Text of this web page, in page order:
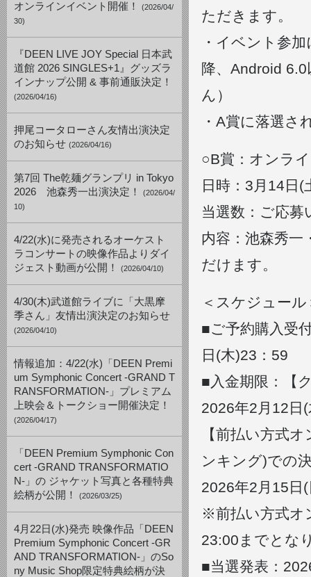
オンラインイベント開催！
(2026/04/
30)
『DEEN LIVE JOY Special 日本武
道館 2026 SINGLES+1』グッズラ
インナップ公開 & 事前通販決定！
(2026/04/16)
押尾コータローさん友情出演決定
のお知らせ (2026/04/16)
第7回 The乾麺グランプリ in Tokyo
2026 池森秀一出演決定！
(2026/04/
10)
4/22(水)に発売されるオーケスト
ラコンサートの映像作品よりダイ
ジェスト動画が公開！
(2026/04/10)
4/30(木)武道館ライブに「大黒摩
季さん」友情出演決定のお知らせ
(2026/04/10)
情報追加：4/22(水)「DEEN Premi
um Symphonic Concert -GRAND T
RANSFORMATION-」プレミアム
上映会＆トークショー開催決定！
(2026/04/17)
「DEEN Premium Symphonic Con
cert -GRAND TRANSFORMATIO
N-」の ジャケット写真と各種特典
絵柄が公開！
(2026/03/25)
4月22日(水)発売 映像作品「DEEN
Premium Symphonic Concert -GR
AND TRANSFORMATION-」のSo
ny Music Shop限定特典絵柄が決
ただきます。
・イベント参
降、Android
ん）
・A賞に落選さ
○B賞：オンラ
日時：3月14日
当選数：ご応
内容：池森秀
だけます。
＜スケジュール
■ご予約購入受
日(木)23：59
■入金期限：【
2026年2月12日
【前払い方式
ンキング)での
2026年2月15日
※前払い方式オ
23:00までとな
■当選発表：